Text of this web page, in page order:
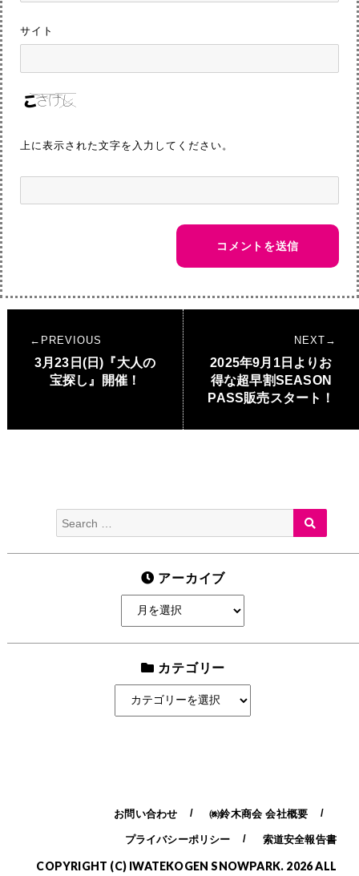
サイト
上に表示された文字を入力してください。
ゲ
PREVIOUS
Previous
post:
3月23日(日)『大人の
宝探し』開催！
NEXT
Next
post:
2025年9月1日よりお
得な超早割SEASON
PASS販売スタート！
Search
for:
アーカイブ
カテゴリー
お問い合わせ ㈱鈴木商会 会社概要
プライバシーポリシー 索道安全報告書
COPYRIGHT (C) IWATEKOGEN SNOWPARK. 2026 ALL